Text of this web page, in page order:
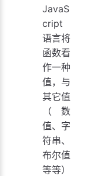
JavaS
cript
语言将
函数看
作一种
值，与
其它值
（数
值、字
符串、
布尔值
等等）